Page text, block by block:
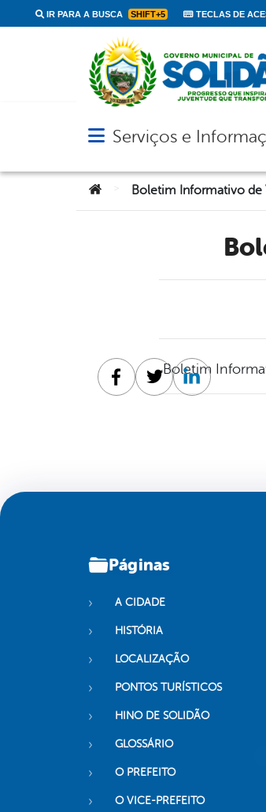
IR PARA A BUSCA SHIFT+5 TECLAS DE
Abrir menu principal de
Serviços e
Você está aqui:
Boletim
Facebook
Twitter
Páginas
A CIDADE
HISTÓRIA
LOCALIZAÇÃO
PONTOS TURÍSTICOS
HINO DE SOLIDÃO
GLOSSÁRIO
O PREFEITO
O VICE-PREFEITO